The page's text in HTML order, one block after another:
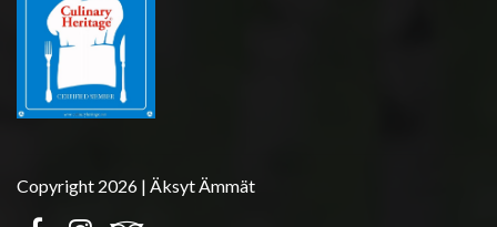
Copyright 2026 | Äksyt Ämmät